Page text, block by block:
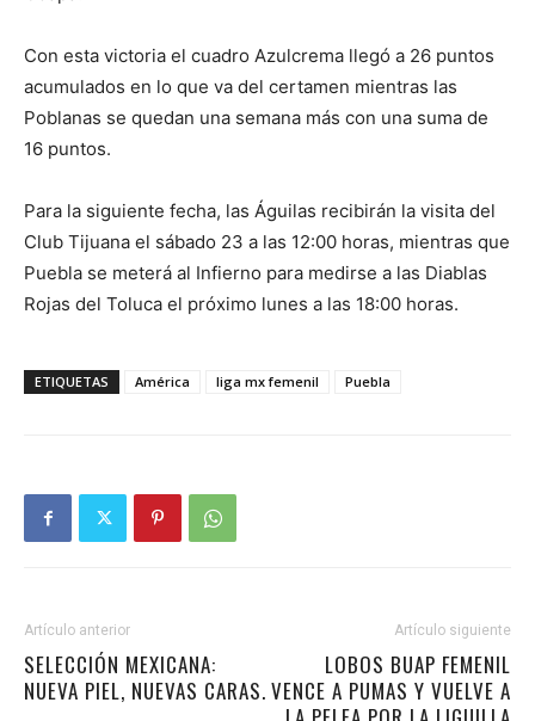
Con esta victoria el cuadro Azulcrema llegó a 26 puntos
acumulados en lo que va del certamen mientras las
Poblanas se quedan una semana más con una suma de
16 puntos.
Para la siguiente fecha, las Águilas recibirán la visita del
Club Tijuana el sábado 23 a las 12:00 horas, mientras que
Puebla se meterá al Infierno para medirse a las Diablas
Rojas del Toluca el próximo lunes a las 18:00 horas.
ETIQUETAS América liga mx femenil Puebla
Artículo anterior
SELECCIÓN MEXICANA:
NUEVA PIEL, NUEVAS CARAS.
Artículo siguiente
LOBOS BUAP FEMENIL
VENCE A PUMAS Y VUELVE A